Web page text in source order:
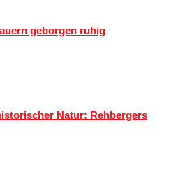
geborgen ruhig
Natur: Rehbergers